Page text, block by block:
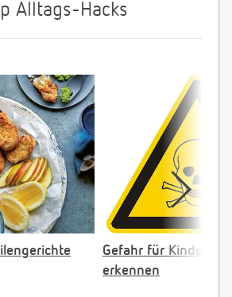
Alltags-Hacks
Gefahr für Kinder:
erkennen